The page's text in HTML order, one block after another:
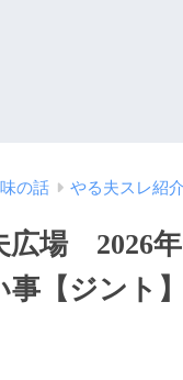
の話 やる夫スレ紹
広場 2026
事【ジント